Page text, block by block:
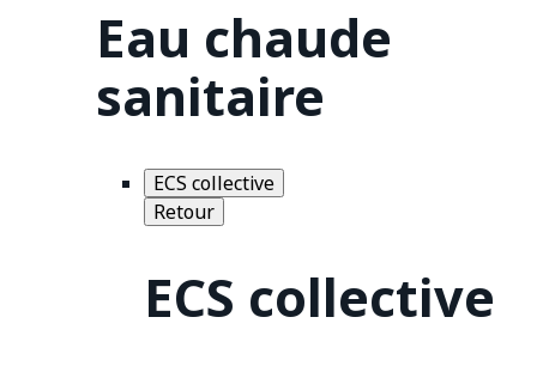
Eau chaude
sanitaire
ECS collective
Retour
ECS collective